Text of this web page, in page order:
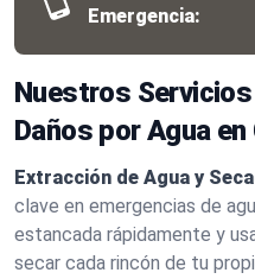
Emergencia:
Nuestros
Daños por Agua
Extracción de Agua y
clave en emergencias de
estancada rápidamente y
secar cada rincón de tu